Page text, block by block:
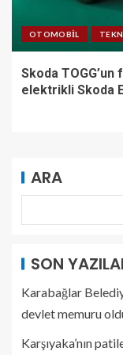
OTOMOBIL
Skoda
elektrikli Skoda
ARA
SON
Karabağlar
devlet memuru
Karşıyaka’nın